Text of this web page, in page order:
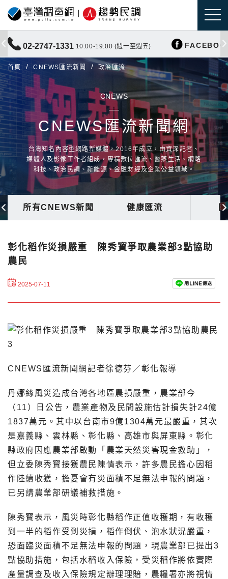
02-2747-1331 10:00-19:00 (週一至週五)
首頁 CNEWS匯流新聞 政治匯流
CNEWS
CNEWS匯流新聞網
台灣知名內容型網路新媒體，2016年成立，由資深記者、
媒體人及影像工作者組成，專精數位匯流、醫藥生活、網路
科技、政治民調、新能源、金融財經及企業公益領域。
所有CNEWS新聞 健康匯流
彰化稻作災損嚴重 陳秀寳爭取農業部3點協助
農民
2025-07-11
CNEWS匯流新聞網記者徐德芬／彰化報導
丹娜絲風災造成台灣各地區農損嚴重，農業部今
（11）日公告，農業產物及民間設施估計損失計24億
1837萬元。其中以台南市9億1304萬元最嚴重，其次
是嘉義縣、雲林縣、彰化縣、高雄市與屏東縣。彰化
縣政府因應農業部啟動「農業天然災害現金救助」，
但立委陳秀寳接獲農民陳情表示，許多農民擔心因稻
作陸續收獲，擔憂會有災面積不足無法申報的問題，
已另請農業部研議補救措施。
陳秀寳表示，風災時彰化縣稻作正值收穫期，有收穫
到一半的稻作受到災損，稻作倒伏、泡水狀況嚴重，
恐面臨災面積不足無法申報的問題，現農業部已提出3
點協助措施，包括水稻收入保險，受災稻作將依實際
產量調查及收入保險規定辦理理賠，農糧署亦將視情